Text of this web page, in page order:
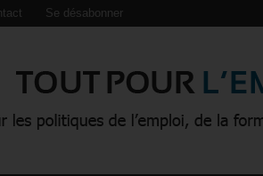
Se désabonner